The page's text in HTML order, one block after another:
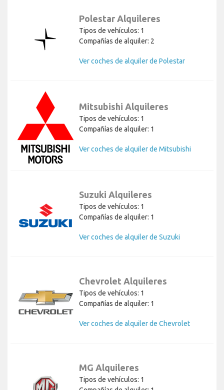
Polestar Alquileres
Tipos de vehículos: 1
Compañías de alquiler: 2
Ver coches de alquiler de Polestar
Mitsubishi Alquileres
Tipos de vehículos: 1
Compañías de alquiler: 1
Ver coches de alquiler de Mitsubishi
Suzuki Alquileres
Tipos de vehículos: 1
Compañías de alquiler: 1
Ver coches de alquiler de Suzuki
Chevrolet Alquileres
Tipos de vehículos: 1
Compañías de alquiler: 1
Ver coches de alquiler de Chevrolet
MG Alquileres
Tipos de vehículos: 1